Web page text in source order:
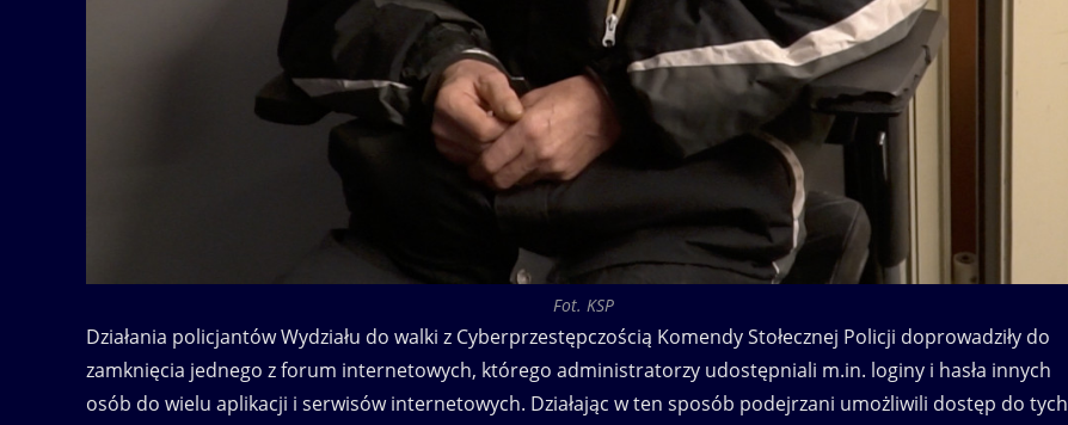
Fot. KSP
Działania policjantów Wydziału do walki z Cyberprzestępczością Komendy Stołecznej Policji doprowadziły do
zamknięcia jednego z forum internetowych, którego administratorzy udostępniali m.in. loginy i hasła innych
osób do wielu aplikacji i serwisów internetowych. Działając w ten sposób podejrzani umożliwili dostęp do tych